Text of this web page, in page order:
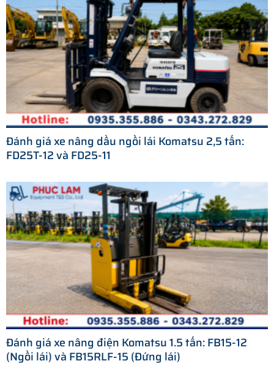
Đánh giá xe nâng dầu ngồi lái Komatsu 2,5 tấn:
FD25T-12 và FD25-11
Đánh giá xe nâng điện Komatsu 1.5 tấn: FB15-12
(Ngồi lái) và FB15RLF-15 (Đứng lái)